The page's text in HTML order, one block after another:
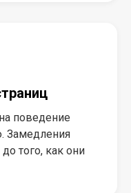
поведение
Замедления
того, как они